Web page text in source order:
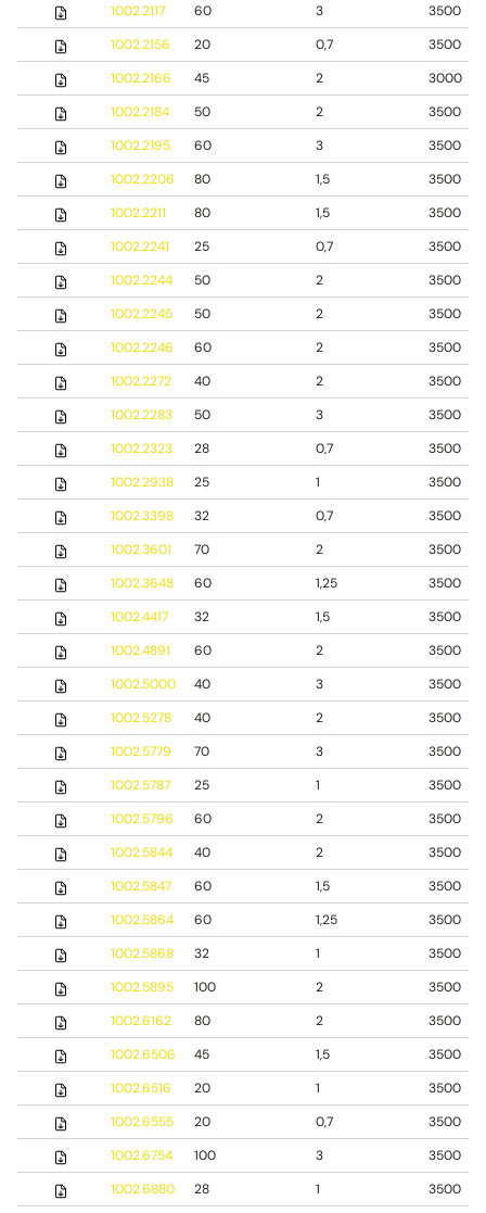
1002.2117 60 3
3500
1002.2156
20 0,7
3500
1002.2166
45 2
3000
1002.2184
50 2
3500
1002.2195
60 3
3500
1002.2206
80 1,5
3500
1002.2211
80 1,5
3500
1002.2241
25 0,7
3500
1002.2244
50 2
3500
1002.2245
50 2
3500
1002.2246
60 2
3500
1002.2272
40 2
3500
1002.2283
50 3
3500
1002.2323
28 0,7
3500
1002.2938
25 1
3500
1002.3398
32 0,7
3500
1002.3601
70 2
3500
1002.3648
60 1,25
3500
1002.4417
32 1,5
3500
1002.4891
60 2
3500
1002.5000
40 3
3500
1002.5278
40 2
3500
1002.5779
70 3
3500
1002.5787
25 1
3500
1002.5796
60 2
3500
1002.5844
40 2
3500
1002.5847
60 1,5
3500
1002.5864
60 1,25
3500
1002.5868
32 1
3500
1002.5895
100 2
3500
1002.6162
80 2
3500
1002.6506
45 1,5
3500
1002.6516
20 1
3500
1002.6555
20 0,7
3500
1002.6754
100 3
3500
1002.6880
28 1
3500